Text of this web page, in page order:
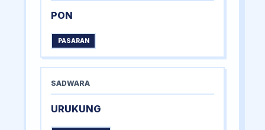
PON
PASARAN
SADWARA
URUKUNG